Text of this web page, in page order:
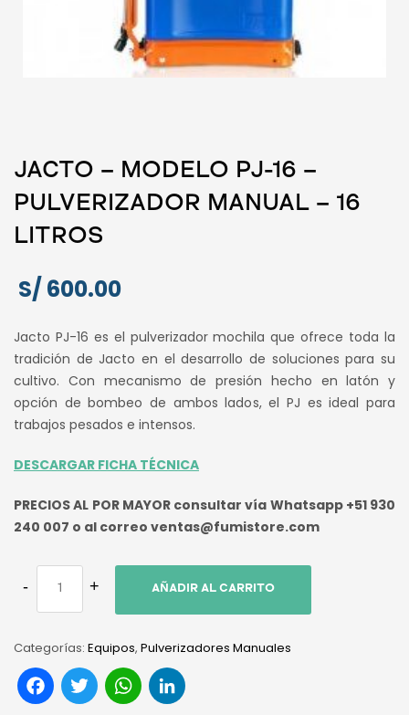
JACTO – MODELO PJ-16 –
PULVERIZADOR MANUAL – 16
LITROS
S/ 600.00
Jacto PJ-16 es el pulverizador mochila que ofrece toda la
tradición de Jacto en el desarrollo de soluciones para su
cultivo. Con mecanismo de presión hecho en latón y
opción de bombeo de ambos lados, el PJ es ideal para
trabajos pesados e intensos.
DESCARGAR FICHA TÉCNICA
PRECIOS AL POR MAYOR consultar vía Whatsapp +51 930
240 007 o al correo ventas@fumistore.com
AÑADIR AL CARRITO
Categorías: Equipos, Pulverizadores Manuales
Facebook
TwitterWhatsApp